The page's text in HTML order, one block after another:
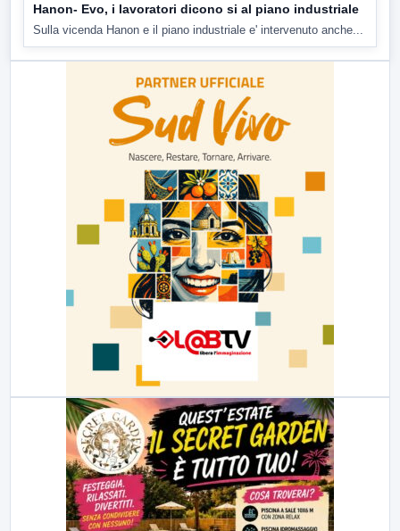
Hanon- Evo, i lavoratori dicono si al piano industriale
Sulla vicenda Hanon e il piano industriale e' intervenuto anche...